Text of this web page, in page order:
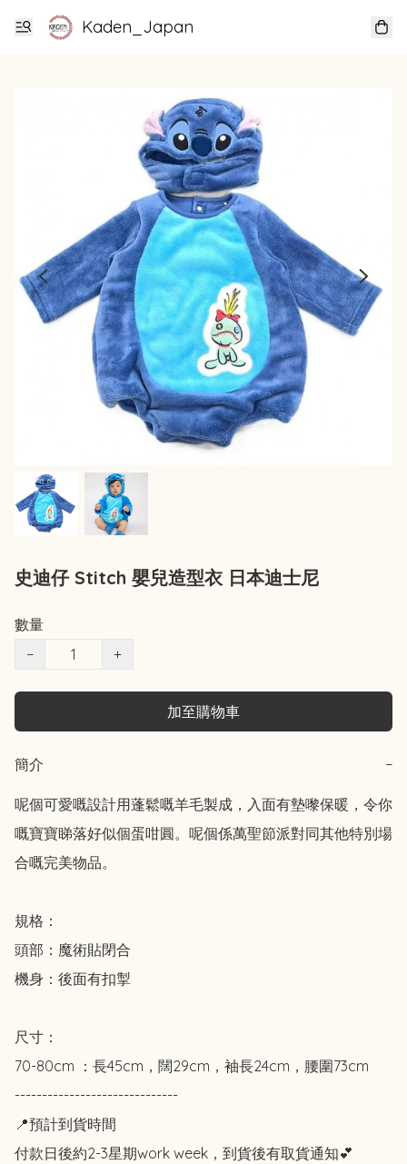
Kaden_Japan
史迪仔 Stitch 嬰兒造型衣 日本迪士尼
數量
−
+
加至購物車
簡介 −
呢個可愛嘅設計用蓬鬆嘅羊毛製成，入面有墊嚟保暖，令你
嘅寶寶睇落好似個蛋咁圓。呢個係萬聖節派對同其他特別場
合嘅完美物品。
規格：
頭部：魔術貼閉合
機身：後面有扣掣
尺寸：
70-80cm ：長45cm，闊29cm，袖長24cm，腰圍73cm
------------------------------
📍預計到貨時間
付款日後約2-3星期work week，到貨後有取貨通知💕